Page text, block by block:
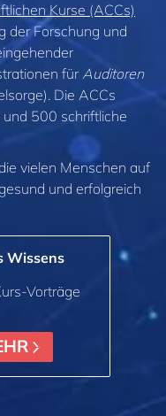
Kurse (ACCs)
der Forschung und
fürAuditoren
Die ACCs
500 schriftliche
vielen Menschen auf
und erfolgreich
Wissens
Vorträge